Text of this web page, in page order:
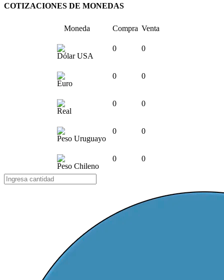
COTIZACIONES DE MONEDAS
Moneda Compra Venta
Dólar USA
0 0
Euro
0 0
Real
0 0
Peso Uruguayo
0 0
Peso Chileno
0 0